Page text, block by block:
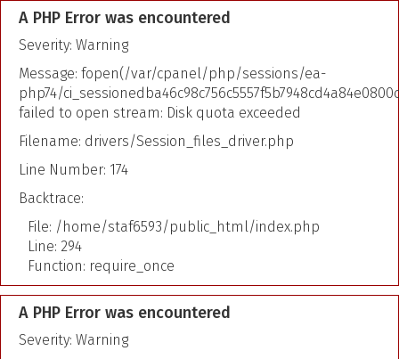
A PHP Error was encountered
Severity: Warning
Message: fopen(/var/cpanel/php/sessions/ea-
php74/
failed to open stream: Disk quota exceeded
Filename: drivers/Session_files_driver.php
Line Number: 174
Backtrace:
File: /home/staf6593/public_html/index.php
Line: 294
Function: require_once
A PHP Error was encountered
Severity: Warning